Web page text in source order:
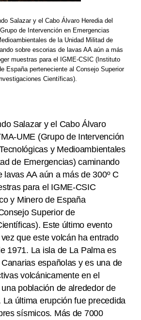
Salazar y el Cabo Álvaro Heredia del
de Intervención en Emergencias
de la Unidad Militad de
sobre escorias de lavas AA aún a más
muestras para el IGME-CSIC (Instituto
España perteneciente al Consejo Superior
Científicas).
Salazar y el Cabo Álvaro
UME (Grupo de Intervención
y Medioambientales
de Emergencias) caminando
lavas AA aún a más de 300º C
para el IGME-CSIC
y Minero de España
Superior de
Este último evento
que este volcán ha entrado
1971. La isla de La Palma es
españolas y es una de
volcánicamente en el
población de alrededor de
última erupción fue precedida
sísmicos. Más de 7000